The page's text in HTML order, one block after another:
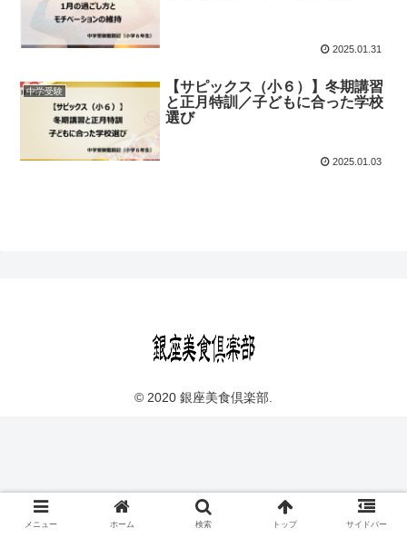
2025.01.31
中学受験
【サピックス（小６）】冬期講習
と正月特訓／子どもに合った学校
選び
2025.01.03
© 2020 銀座美食倶楽部.
メニュー ホーム 検索 トップ サイドバー